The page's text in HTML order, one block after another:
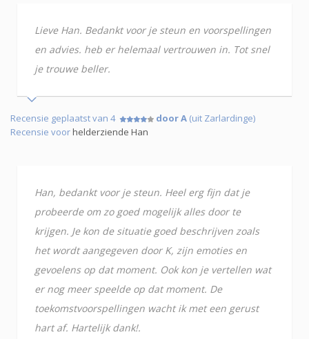
Lieve Han. Bedankt voor je steun en voorspellingen
en advies. heb er helemaal vertrouwen in. Tot snel
je trouwe beller.
Recensie geplaatst van 4 door A (uit Zarlardinge)
Recensie voorhelderziende Han
Han, bedankt voor je steun. Heel erg fijn dat je
probeerde om zo goed mogelijk alles door te
krijgen. Je kon de situatie goed beschrijven zoals
het wordt aangegeven door K, zijn emoties en
gevoelens op dat moment. Ook kon je vertellen wat
er nog meer speelde op dat moment. De
toekomstvoorspellingen wacht ik met een gerust
hart af. Hartelijk dank!.